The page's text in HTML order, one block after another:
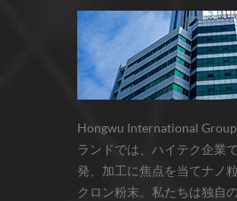
Hongwu International
ランドでは、ハイテク企業
発、加工に焦点を当てナノ
クロン粉末。私たちは独自